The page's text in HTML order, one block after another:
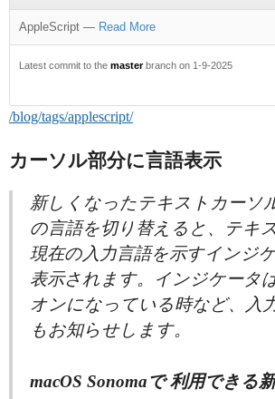
AppleScript — Read More
Latest commit to the masterbranch on 1-9-2025
/blog/tags/applescript/
カーソル部分に言語表示
新しくなったテキストカーソ
の言語を切り替えると、テキ
現在の入力言語を示すインジ
表示されます。インジケータ
オンになっている時など、入
もお知らせします。
macOS Sonomaで 利用できる新